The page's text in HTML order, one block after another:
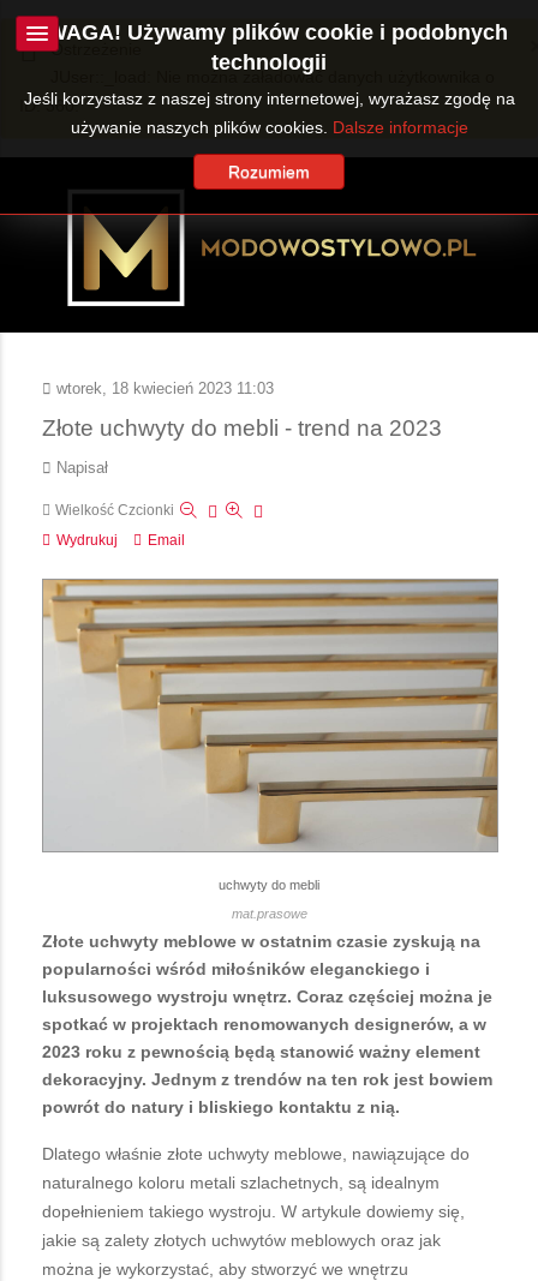
Ostrzeżenie
JUser::_load: Nie można załadować danych użytkownika o
ID: 360.
wtorek, 18 kwiecień 2023 11:03
Złote uchwyty do mebli - trend na 2023
Napisał
Wielkość Czcionki
Wydrukuj
Email
uchwyty do mebli
mat.prasowe
Złote uchwyty meblowe w ostatnim czasie zyskują na
popularności wśród miłośników eleganckiego i
luksusowego wystroju wnętrz. Coraz częściej można je
spotkać w projektach renomowanych designerów, a w
2023 roku z pewnością będą stanowić ważny element
dekoracyjny. Jednym z trendów na ten rok jest bowiem
powrót do natury i bliskiego kontaktu z nią.
Dlatego właśnie złote uchwyty meblowe, nawiązujące do
naturalnego koloru metali szlachetnych, są idealnym
dopełnieniem takiego wystroju. W artykule dowiemy się,
jakie są zalety złotych uchwytów meblowych oraz jak
można je wykorzystać, aby stworzyć we wnętrzu
UWAGA! Używamy plików cookie i podobnych
technologii
Jeśli korzystasz z naszej strony internetowej, wyrażasz zgodę na
używanie naszych plików cookies. Dalsze informacje
Rozumiem